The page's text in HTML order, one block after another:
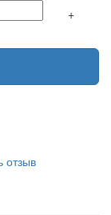
+
отзыв